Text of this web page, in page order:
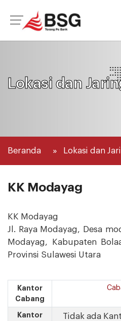
Lokasi dan
Beranda Lokasi dan
KK Modayag
KK Modayag
Jl. Raya Modayag, Desa
Modayag, Kabupaten
Provinsi Sulawesi Utara
Kantor
Cabang
Kantor
Tidak ada